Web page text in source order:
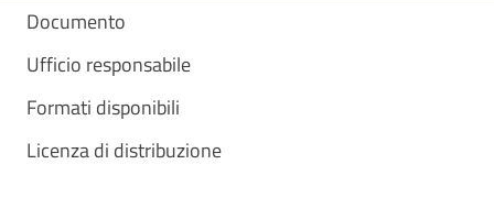
Documento
Ufficio responsabile
Formati disponibili
Licenza di distribuzione